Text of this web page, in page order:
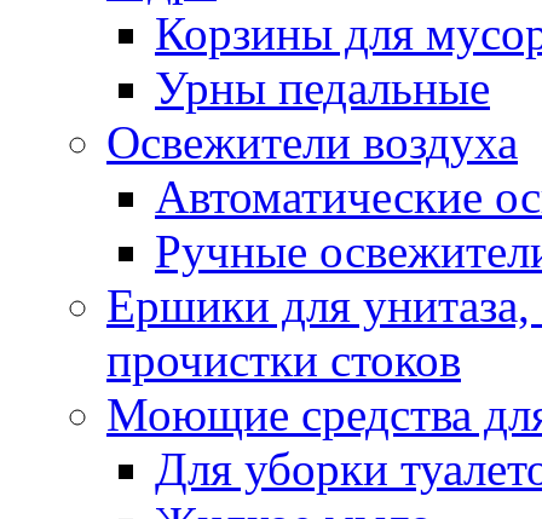
Корзины для
Урны педальные
Освежители воздуха
Автоматические
Ручные
Ершики для
прочистки стоков
Моющие средства
Для уборки